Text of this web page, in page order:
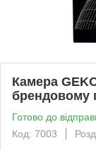
Камера
брендовому
Готово до
Код: 7003